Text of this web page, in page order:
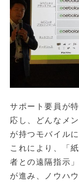
サポート要員が
応し、どんなメ
が持つモバイル
これにより、「
者との遠隔指示
が進み、ノウハ